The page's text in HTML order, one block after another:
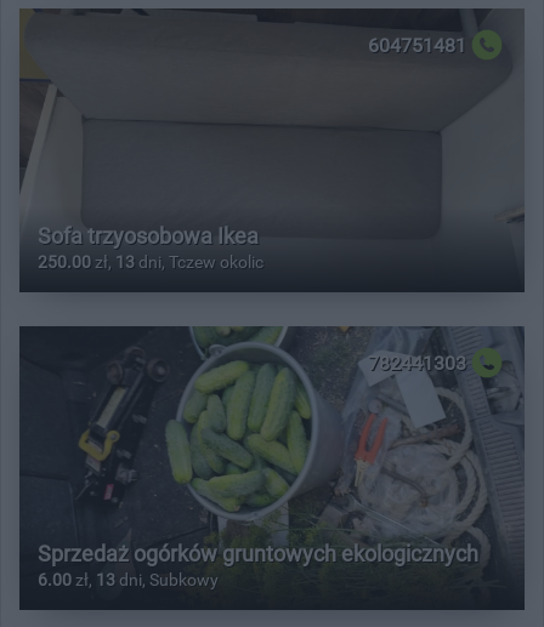
604751481
Sofa trzyosobowa Ikea
250.00 zł, 13 dni, Tczew okolic
782441303
Sprzedaż ogórków gruntowych ekologicznych
6.00 zł, 13 dni, Subkowy